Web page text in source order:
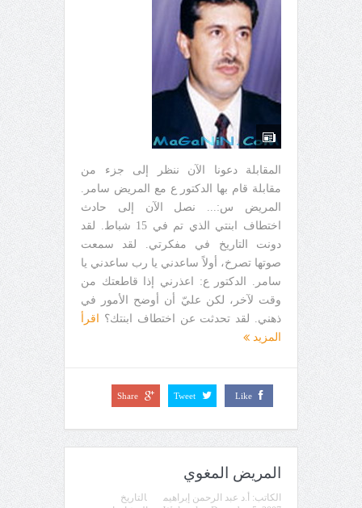
المقابلة دعونا الآن ننظر إلى جزء من
مقابلة قام بها الدكتور ع مع المريض سامر.
المريض س:... نصل الآن إلى حادث
اختطاف ابنتي الذي تم في 15 شباط. لقد
دونت التاريخ في مفكرتي. لقد سمعت
صوتها تصرخ، أولاً ساعدني يا رب ساعدني يا
سامر. الدكتور ع: اعذرني إذا قاطعتك من
وقت لآخر، لكن عليّ أن أوضح الأمور في
ذهني. لقد تحدثت عن اختطاف ابنتك؟
اقرأ
المزيد
Like
Tweet
Share
المريض المغوي
الكاتب: أ.د عبد الرحمن إبراهيم
التاريخ